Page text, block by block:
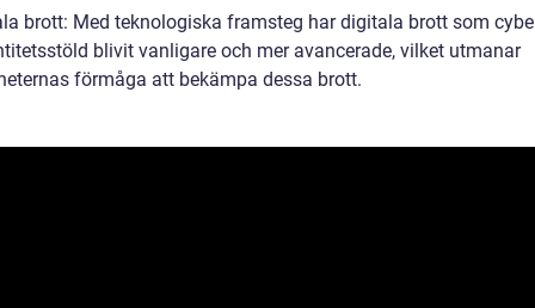
brott: Med teknologiska framsteg har digitala brott som
blivit vanligare och mer avancerade, vilket utmanar
förmåga att bekämpa dessa brott.